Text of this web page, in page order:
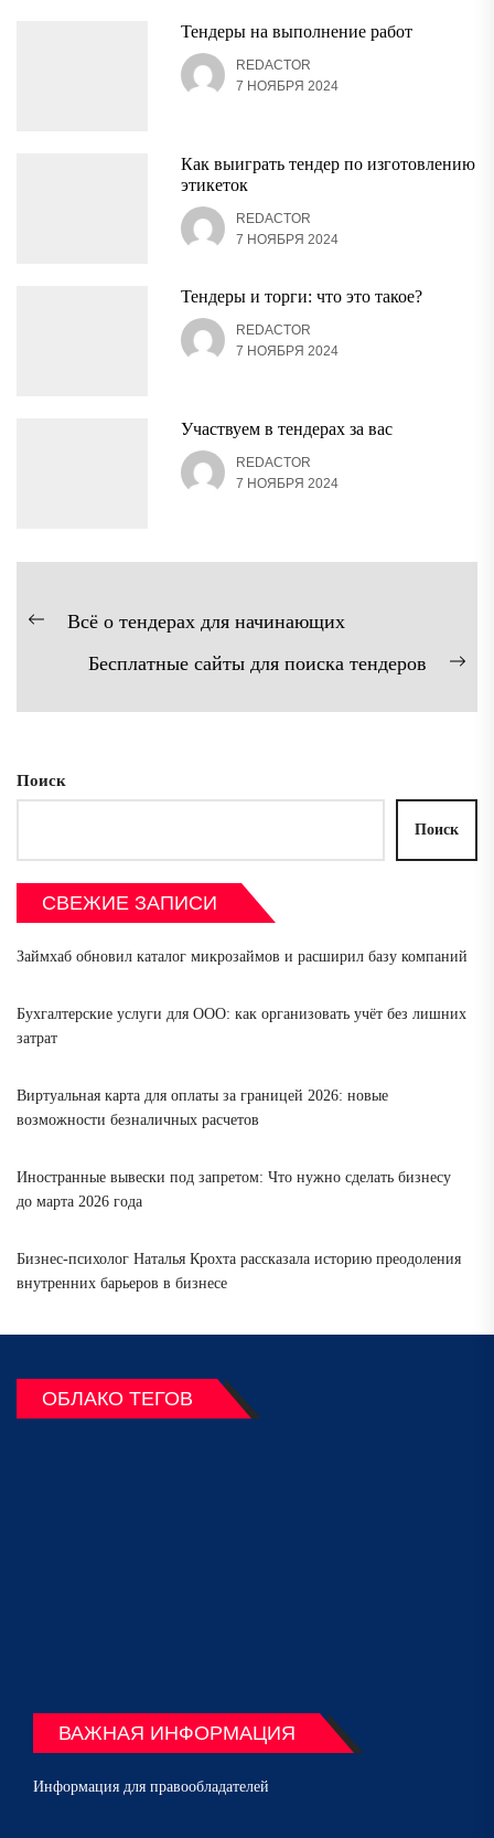
Тендеры на выполнение работ
REDACTOR
7 НОЯБРЯ 2024
Как выиграть тендер по изготовлению
этикеток
REDACTOR
7 НОЯБРЯ 2024
Тендеры и торги: что это такое?
REDACTOR
7 НОЯБРЯ 2024
Участвуем в тендерах за вас
REDACTOR
7 НОЯБРЯ 2024
Навигация
Предыдущая
Всё о тендерах для начинающих
Бесплатные сайты для поиска тендеров
Поиск
Поиск
СВЕЖИЕ ЗАПИСИ
Займхаб обновил каталог микрозаймов и расширил базу компаний
Бухгалтерские услуги для ООО: как организовать учёт без лишних
затрат
Виртуальная карта для оплаты за границей 2026: новые
возможности безналичных расчетов
Иностранные вывески под запретом: Что нужно сделать бизнесу
до марта 2026 года
Бизнес-психолог Наталья Крохта рассказала историю преодоления
внутренних барьеров в бизнесе
ОБЛАКО ТЕГОВ
ВАЖНАЯ ИНФОРМАЦИЯ
Информация для правообладателей